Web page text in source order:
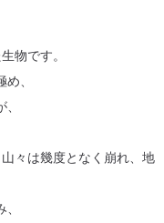
物です。
、
々は幾度となく崩れ、地